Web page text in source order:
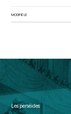
MODIFIÉ LE
Les perséides